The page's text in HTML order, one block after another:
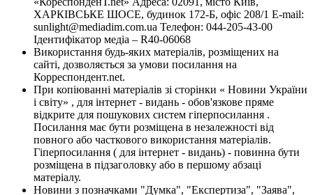
ХАРКІВСЬКЕ ШОСЕ, будинок 172-Б, офіс 208/1 E-mail:
sunlight@mediadim.com.ua Телефон: 044-205-43-00
Ідентифікатор медіа – R40-06068
Використання будь-яких матеріалів, розміщених на
сайті, дозволяється за умови посилання на
Корреспондент.net.
При копіюванні матеріалів зі сторінки « Новини України
і світу» , для інтернет - видань - обов'язкове пряме
відкрите для пошукових систем гіперпосилання .
Посилання має бути розміщена в незалежності від
повного або часткового використання матеріалів.
Гіперпосилання ( для інтернет - видань) - повинна бути
розміщена в підзаголовку або в першому абзаці
матеріалу.
Новини з позначками "Думка", "Експертиза", "Заява",